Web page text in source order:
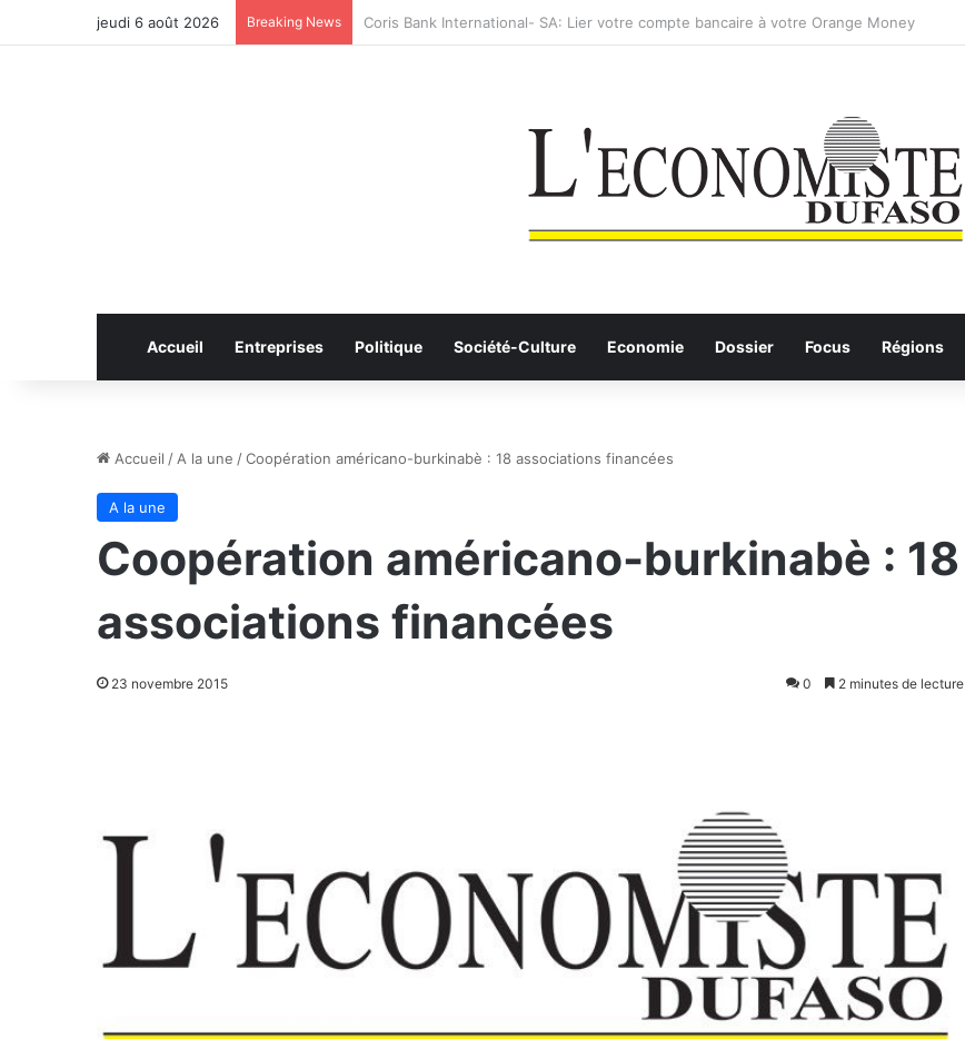
jeudi 6 août 2026 Breaking News CAN féminine 2026 : les Etalons Dames quittent la compétition
Accueil Entreprises Politique Société-Culture Economie Dossier Focus Régions
Accueil / A la une /Coopération américano-burkinabè : 18 associations financées
A la une
Coopération américano-burkinabè : 18
associations financées
23 novembre 2015 0 2 minutes de lecture